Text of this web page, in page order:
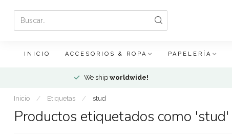
INICIO ACCESORIOS & ROPA PAPELERÍA
We ship worldwide!
Inicio / Etiquetas / stud
Productos etiquetados como 'stud'